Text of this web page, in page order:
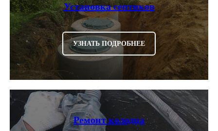
Установка септиков
УЗНАТЬ ПОДРОБНЕЕ
Ремонт колодца